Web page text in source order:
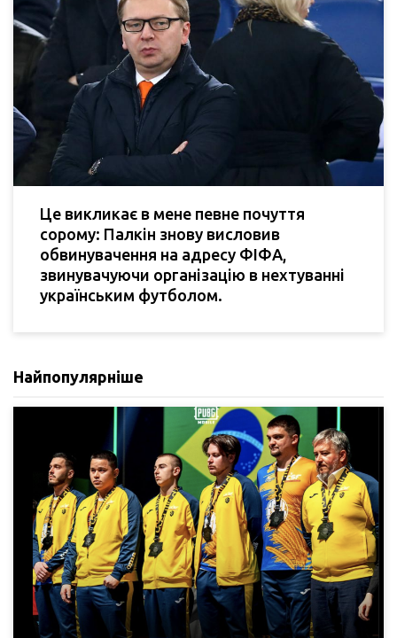
Це викликає в мене певне почуття
сорому: Палкін знову висловив
обвинувачення на адресу ФІФА,
звинувачуючи організацію в нехтуванні
українським футболом.
Найпопулярніше